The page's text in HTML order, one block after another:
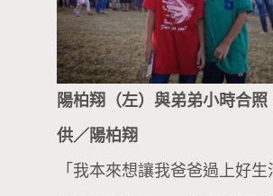
陽柏翔（左）與弟弟小時合照
供／陽柏翔
「我本來想讓我爸爸過上好